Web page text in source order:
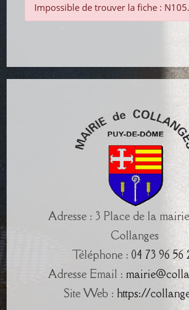
Impossible de trouver la fiche :
Adresse : 3 Place de la
Collanges
Téléphone : 04 73 96 56
Adresse Email :
Site Web : https://